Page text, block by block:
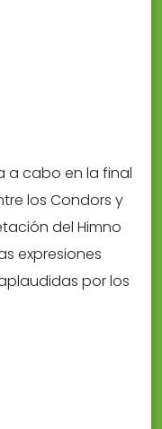
a cabo en la final
los Condors y
del Himno
expresiones
por los